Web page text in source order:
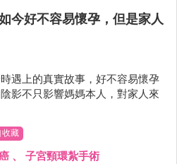
今好不容易懷孕，但是家人
遇上的真實故事，好不容易懷孕
影不只影響媽媽本人，對家人來
收藏
、 子宮頸環紮手術